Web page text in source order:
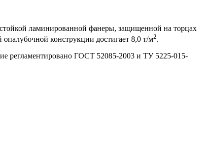
ламинированной фанеры, защищенной на торцах
конструкции достигает 8,0 т/м2.
регламентировано ГОСТ 52085-2003 и ТУ 5225-015-